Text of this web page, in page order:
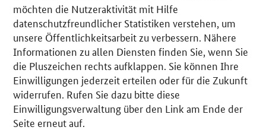
möchten die Nutzeraktivität mit Hilfe
datenschutzfreundlicher Statistiken verstehen, um
unsere Öffentlichkeitsarbeit zu verbessern. Nähere
Informationen zu allen Diensten finden Sie, wenn Sie
die Pluszeichen rechts aufklappen. Sie können Ihre
Einwilligungen jederzeit erteilen oder für die Zukunft
widerrufen. Rufen Sie dazu bitte diese
Einwilligungsverwaltung über den Link am Ende der
Seite erneut auf.